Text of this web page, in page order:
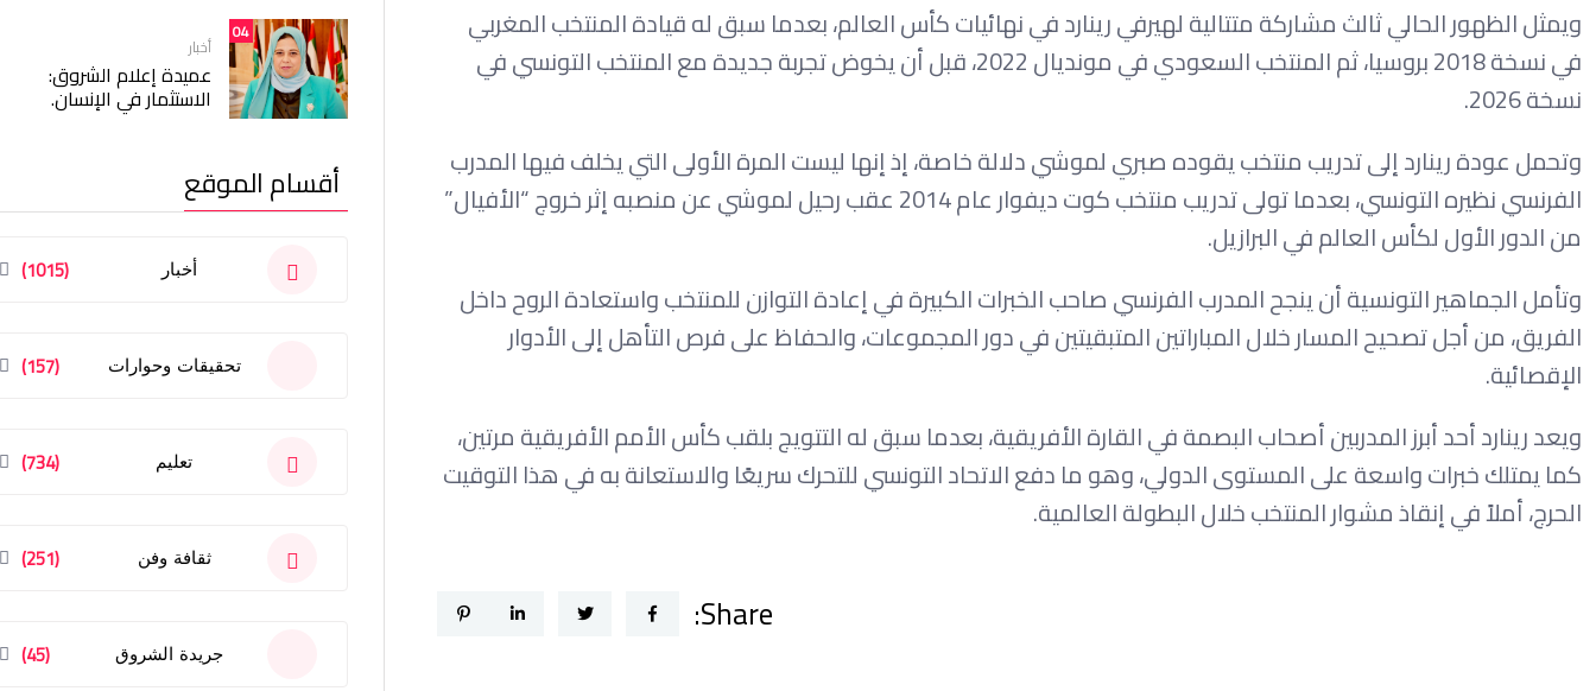
ويمثل الظهور الحالي ثالث مشاركة متتالية لهيرفي رينارد في نهائيات كأس العالم، بعدما سبق له قيادة المنتخب المغربي
في نسخة 2018 بروسيا، ثم المنتخب السعودي في مونديال 2022، قبل أن يخوض تجربة جديدة مع المنتخب التونسي في
نسخة 2026.
وتحمل عودة رينارد إلى تدريب منتخب يقوده صبري لموشي دلالة خاصة، إذ إنها ليست المرة الأولى التي يخلف فيها المدرب
الفرنسي نظيره التونسي، بعدما تولى تدريب منتخب كوت ديفوار عام 2014 عقب رحيل لموشي عن منصبه إثر خروج “الأفيال”
من الدور الأول لكأس العالم في البرازيل.
وتأمل الجماهير التونسية أن ينجح المدرب الفرنسي صاحب الخبرات الكبيرة في إعادة التوازن للمنتخب واستعادة الروح داخل
الفريق، من أجل تصحيح المسار خلال المباراتين المتبقيتين في دور المجموعات، والحفاظ على فرص التأهل إلى الأدوار
الإقصائية.
ويعد رينارد أحد أبرز المدربين أصحاب البصمة في القارة الأفريقية، بعدما سبق له التتويج بلقب كأس الأمم الأفريقية مرتين،
كما يمتلك خبرات واسعة على المستوى الدولي، وهو ما دفع الاتحاد التونسي للتحرك سريعًا والاستعانة به في هذا التوقيت
الحرج، أملاً في إنقاذ مشوار المنتخب خلال البطولة العالمية.
Share:
04
أخبار
عميدة إعلام الشروق:
الاستثمار في الإنسان.
أقسام الموقع
أخبار (1015)
تحقيقات وحوارات (157)
تعليم (734)
ثقافة وفن (251)
جريدة الشروق (45)